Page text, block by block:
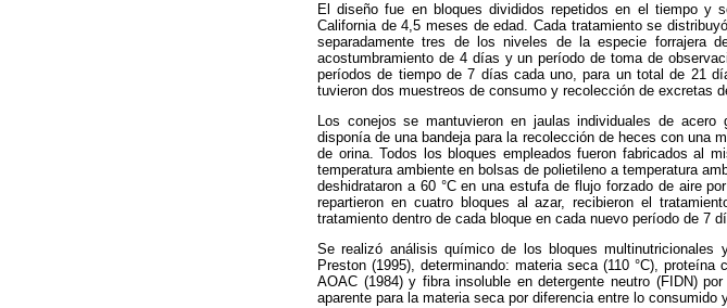
El diseño fue en bloques divididos repetidos en el tiempo y
California de 4,5 meses de edad. Cada tratamiento se
separadamente tres de los niveles de la especie forrajera
acostumbramiento de 4 días y un período de toma de
períodos de tiempo de 7 días cada uno, para un total de 21
tuvieron dos muestreos de consumo y recolección de excretas
Los conejos se mantuvieron en jaulas individuales de acero
disponía de una bandeja para la recolección de heces con una
de orina. Todos los bloques empleados fueron fabricados al
temperatura ambiente en bolsas de polietileno a temperatura
deshidrataron a 60 °C en una estufa de flujo forzado de aire
repartieron en cuatro bloques al azar, recibieron el
tratamiento dentro de cada bloque en cada nuevo período de 7
Se realizó análisis químico de los bloques
Preston (1995), determinando: materia seca (110 °C),
AOAC (1984) y fibra insoluble en detergente neutro (FIDN)
aparente para la materia seca por diferencia entre lo consumido